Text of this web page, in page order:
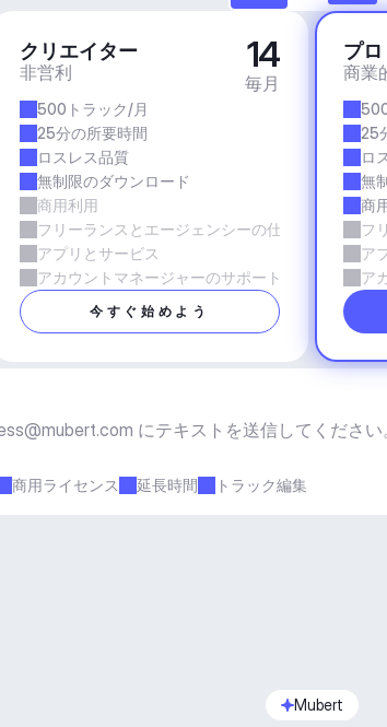
クリエイター
非営利 14
毎月
500トラック/月
25分の所要時間
ロスレス品質
無制限のダウンロード
商用利用
フリーランスとエージェンシーの仕事
アプリとサービス
アカウントマネージャーのサポート
今すぐ始めよう
プロ
商業
25
ロ
無
商
フ
ア
ア
にテキストを送信してください
商用ライセンス 延長時間 トラック編集
Mubert